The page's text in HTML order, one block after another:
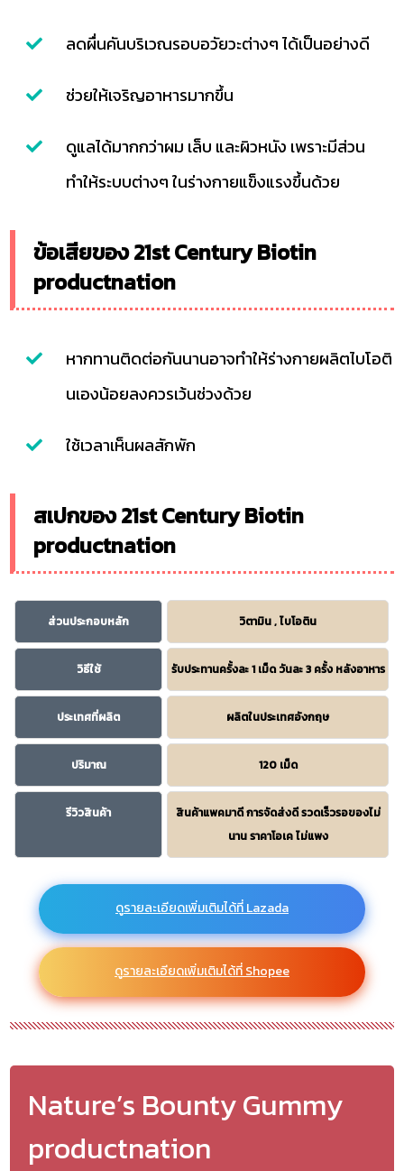
ลดผื่นคันบริเวณรอบอวัยวะต่างๆ ได้เป็นอย่างดี
ช่วยให้เจริญอาหารมากขึ้น
ดูแลได้มากกว่าผม เล็บ และผิวหนัง เพราะมีส่วน
ทำให้ระบบต่างๆ ในร่างกายแข็งแรงขึ้นด้วย
ข้อเสียของ 21st Century Biotin
productnation
หากทานติดต่อกันนานอาจทำให้ร่างกายผลิตไบโอติ
นเองน้อยลงควรเว้นช่วงด้วย
ใช้เวลาเห็นผลสักพัก
สเปกของ 21st Century Biotin
productnation
ส่วนประกอบหลัก วิตามิน , ไบโอติน
วิธีใช้ รับประทานครั้งละ 1 เม็ด วันละ 3 ครั้ง หลังอาหาร
ประเทศที่ผลิต ผลิตในประเทศอังกฤษ
ปริมาณ 120 เม็ด
รีวิวสินค้า
สินค้าแพคมาดี การจัดส่งดี รวดเร็วรอของไม่
นาน ราคาโอเค ไม่แพง
ดูรายละเอียดเพิ่มเติมได้ที่ Lazada
ดูรายละเอียดเพิ่มเติมได้ที่ Shopee
Nature’s Bounty Gummy
productnation